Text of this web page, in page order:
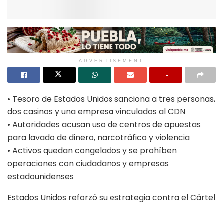
ADVERTISEMENT
• Tesoro de Estados Unidos sanciona a tres personas,
dos casinos y una empresa vinculados al CDN
• Autoridades acusan uso de centros de apuestas
para lavado de dinero, narcotráfico y violencia
• Activos quedan congelados y se prohíben
operaciones con ciudadanos y empresas
estadounidenses
Estados Unidos reforzó su estrategia contra el Cártel